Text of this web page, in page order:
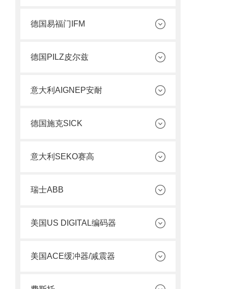
德国易福门IFM
德国PILZ皮尔兹
意大利AIGNEP安耐
德国施克SICK
意大利SEKO赛高
瑞士ABB
美国US DIGITAL编码器
美国ACE缓冲器/减震器